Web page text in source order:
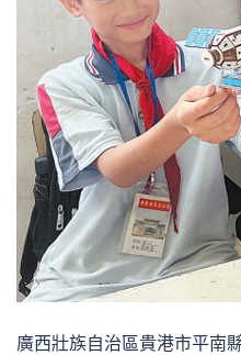
廣西壯族自治區貴港市平南